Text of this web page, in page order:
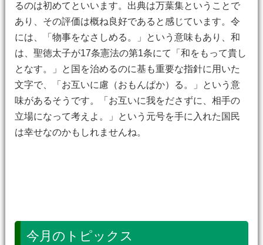
るのは初めてといいます。出典は万葉集ということで
あり、その評価は概ね良好であると感じています。令
には、「物事をなさしめる。」という意味もあり、和
は、聖徳太子が17条憲法の第1条にて「和をもって貴し
となす。」と国を治めるのに基も重要な指針に用いた
文字で、「お互いに慮（おもんぱか）る。」という意
味があるそうです。「お互いに我をださずに、相手の
立場になって考えよ。」という元号を手に入れた国民
は幸せなのかもしれませんね。
今月のトピックス